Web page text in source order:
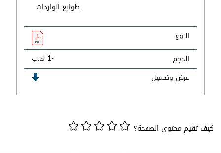
طوابع الواردات
النوع
الحجم
-1 ك.ب
عرض وتحميل
كيف تقيم محتوى الصفحة؟